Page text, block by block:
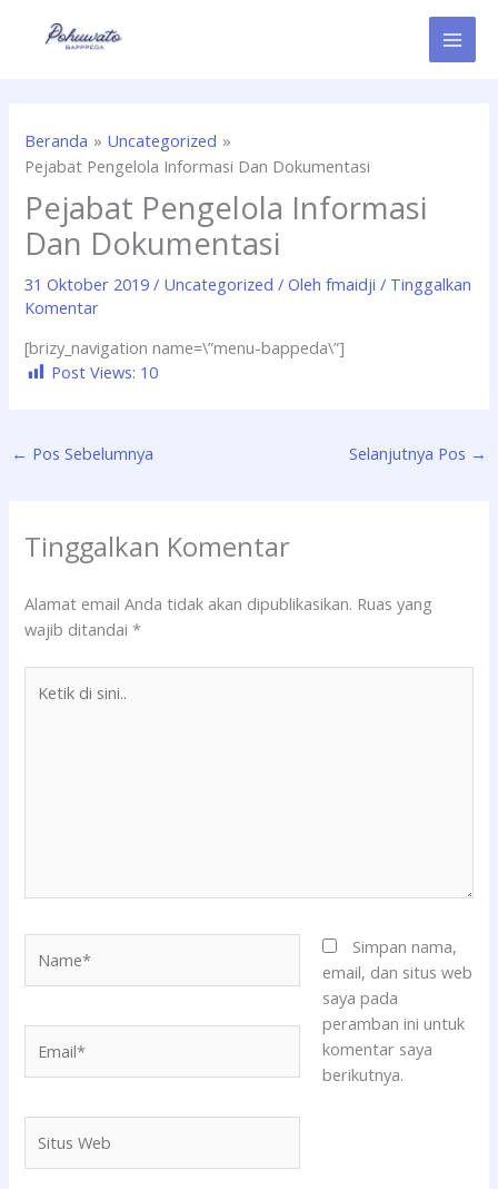
Beranda
Uncategorized
Pejabat Pengelola Informasi Dan Dokumentasi
Pejabat Pengelola Informasi
Dan Dokumentasi
31 Oktober 2019/ Uncategorized / Olehfmaidji/ Tinggalkan
Komentar
[brizy_navigation name=\”menu-bappeda\”]
Post Views: 10
← Pos Sebelumnya Selanjutnya Pos →
Tinggalkan Komentar
Alamat email Anda tidak akan dipublikasikan. Ruas yang
wajib ditandai*
Web
Simpan nama,
email, dan situs web
saya pada
peramban ini untuk
komentar saya
berikutnya.